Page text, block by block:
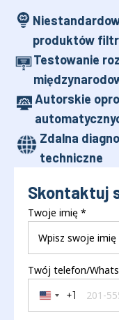
produktów
Testowanie
Autorskie
Zdalna
techniczne
Skontaktuj
Twoje imię *
Twój telefon/
United States
+1